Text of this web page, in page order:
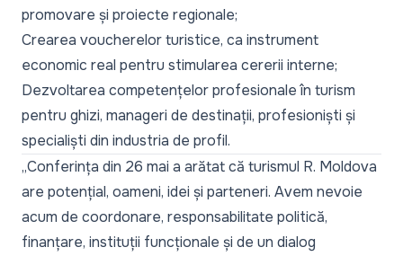
promovare și proiecte regionale;
Crearea voucherelor turistice, ca instrument
economic real pentru stimularea cererii interne;
Dezvoltarea competențelor profesionale în turism
pentru ghizi, manageri de destinații, profesioniști și
specialiști din industria de profil.
„Conferința din 26 mai a arătat că turismul R. Moldova
are potențial, oameni, idei și parteneri. Avem nevoie
acum de coordonare, responsabilitate politică,
finanțare, instituții funcționale și de un dialog